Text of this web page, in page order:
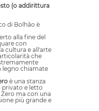
(o addirittura
di Bolhão è
alla fine del
con
cultura e all'arte
che
legno chiamate
è una stanza
privato e letto
ma con una
più grande e